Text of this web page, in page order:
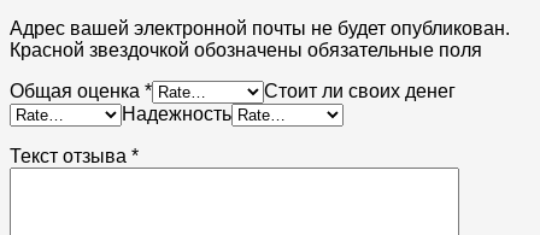
Адрес вашей электронной почты не будет опубликован.
Красной звездочкой обозначены обязательные поля
Общая оценка *
Стоит ли своих денег
Надежность
Текст отзыва *